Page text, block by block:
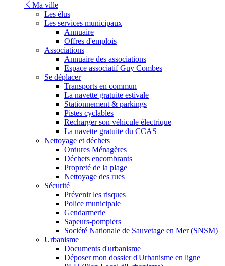
Ma ville
Les élus
Les services municipaux
Annuaire
Offres d'emplois
Associations
Annuaire des associations
Espace associatif Guy Combes
Se déplacer
Transports en commun
La navette gratuite estivale
Stationnement & parkings
Pistes cyclables
Recharger son véhicule électrique
La navette gratuite du CCAS
Nettoyage et déchets
Ordures Ménagères
Déchets encombrants
Propreté de la plage
Nettoyage des rues
Sécurité
Prévenir les risques
Police municipale
Gendarmerie
Sapeurs-pompiers
Société Nationale de Sauvetage en Mer (SNSM)
Urbanisme
Documents d'urbanisme
Déposer mon dossier d'Urbanisme en ligne